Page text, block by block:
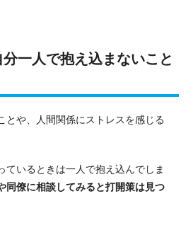
一人で抱え込まないこと
とや、人間関係にストレスを感じる
ているときは一人で抱え込んでしま
同僚に相談してみると打開策は見つ